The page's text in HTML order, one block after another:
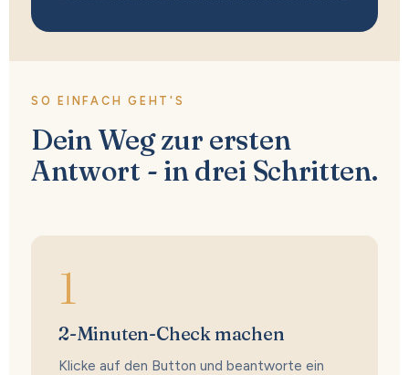
SO EINFACH GEHT'S
Dein Weg zur ersten
Antwort - in drei Schritten.
1
2-Minuten-Check machen
Klicke auf den Button und beantworte ein